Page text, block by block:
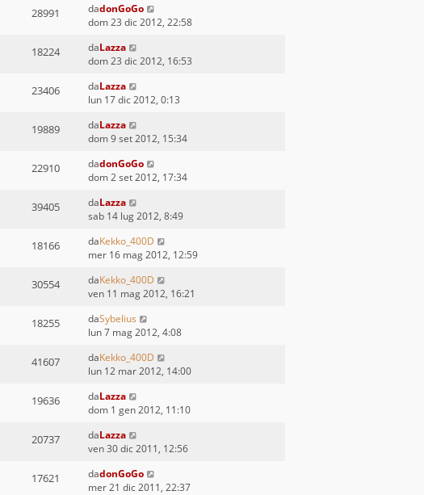
28991 dadonGoGo
dom 23 dic 2012, 22:58
18224 daLazza
dom 23 dic 2012, 16:53
23406 daLazza
lun 17 dic 2012, 0:13
19889 daLazza
dom 9 set 2012, 15:34
22910 dadonGoGo
dom 2 set 2012, 17:34
39405 daLazza
sab 14 lug 2012, 8:49
18166 daKekko_400D
mer 16 mag 2012, 12:59
30554 daKekko_400D
ven 11 mag 2012, 16:21
18255 daSybelius
lun 7 mag 2012, 4:08
41607 daKekko_400D
lun 12 mar 2012, 14:00
19636 daLazza
dom 1 gen 2012, 11:10
20737 daLazza
ven 30 dic 2011, 12:56
17621 dadonGoGo
mer 21 dic 2011, 22:37